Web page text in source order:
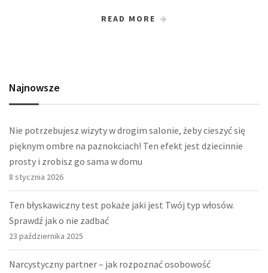
READ MORE
Najnowsze
Nie potrzebujesz wizyty w drogim salonie, żeby cieszyć się
pięknym ombre na paznokciach! Ten efekt jest dziecinnie
prosty i zrobisz go sama w domu
8 stycznia 2026
Ten błyskawiczny test pokaże jaki jest Twój typ włosów.
Sprawdź jak o nie zadbać
23 października 2025
Narcystyczny partner – jak rozpoznać osobowość